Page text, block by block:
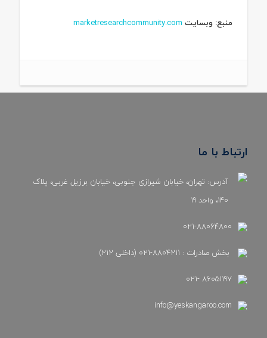
منبع: وبسایت marketresearchcommunity.com
ارتباط با ما
آدرس: تهران، خیابان شیرازی جنوبی، خیابان برزیل غربی، پلاک
140، واحد 19
021-88064800
بخش صادرات : 8804211-021 (داخلی 212)
86051197 -021
info@yeskangaroo.com